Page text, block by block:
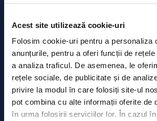
Acest site utilizează cookie-uri
Folosim cookie-uri pentru a personaliza
anunțurile, pentru a oferi funcții de
a analiza traficul. De asemenea, le
rețele sociale, de publicitate și de
privire la modul în care folosiți site-ul
pot combina cu alte informații oferite de
în urma folosirii serviciilor lor. În cazul
Press releases
Privacy Policy
Contact